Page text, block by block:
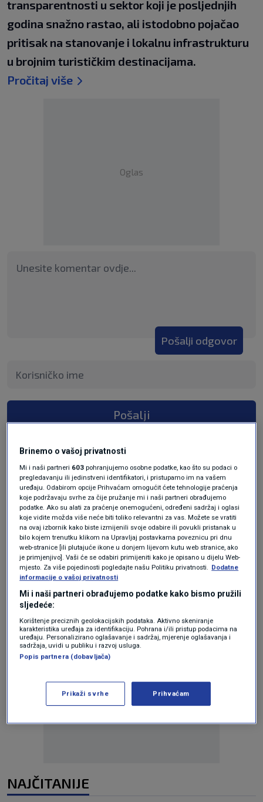
transparentnosti u sektor koji je posljednjih
godina snažno rastao, ali istodobno pojačao
pritisak na stanovanje i lokalnu infrastrukturu
u brojnim turističkim destinacijama.
Pročitaj više
Oglas
Pošalji odgovor
Pošalji
Oglas
NAJČITANIJE
Brinemo o vašoj privatnosti
Mi i naši partneri 603 pohranjujemo osobne podatke, kao što su podaci o
pregledavanju ili jedinstveni identifikatori, i pristupamo im na vašem
uređaju. Odabirom opcije Prihvaćam omogućit ćete tehnologije praćenja
koje podržavaju svrhe za čije pružanje mi i naši partneri obrađujemo
podatke. Ako su alati za praćenje onemogućeni, određeni sadržaj i oglasi
koje vidite možda više neće biti toliko relevantni za vas. Možete se vratiti
na ovaj izbornik kako biste izmijenili svoje odabire ili povukli pristanak u
bilo kojem trenutku klikom na Upravljaj postavkama poveznicu pri dnu
web-stranice [ili plutajuće ikone u donjem lijevom kutu web stranice, ako
je primjenjivo]. Vaši će se odabiri primijeniti kako je opisano u dijelu Web-
mjesto. Za više pojedinosti pogledajte našu Politiku privatnosti. Dodatne
informacije o vašoj privatnosti
Mi i naši partneri obrađujemo podatke kako bismo pružili
sljedeće:
Korištenje preciznih geolokacijskih podataka. Aktivno skeniranje
karakteristika uređaja za identifikaciju. Pohrana i/ili pristup podacima na
uređaju. Personalizirano oglašavanje i sadržaj, mjerenje oglašavanja i
sadržaja, uvidi u publiku i razvoj usluga.
Popis partnera (dobavljača)
Prikaži svrhe Prihvaćam